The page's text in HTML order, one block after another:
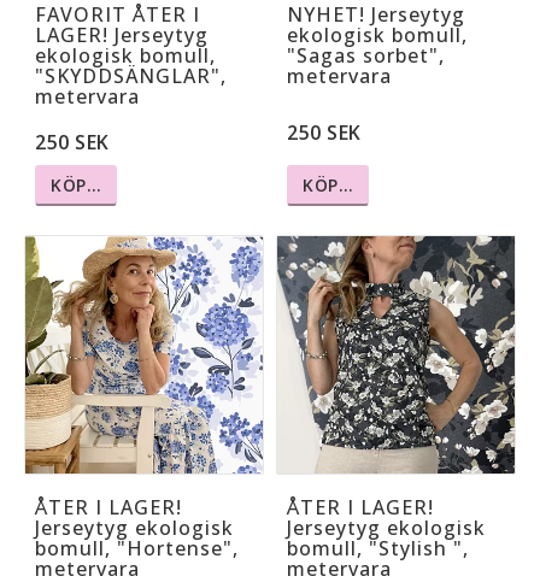
FAVORIT ÅTER I
LAGER! Jerseytyg
ekologisk bomull,
"SKYDDSÄNGLAR",
metervara
250 SEK
KÖP…
NYHET! Jerseytyg
ekologisk bomull,
"Sagas sorbet",
metervara
250 SEK
KÖP…
ÅTER I LAGER!
Jerseytyg ekologisk
bomull, "Hortense",
metervara
ÅTER I LAGER!
Jerseytyg ekologisk
bomull, "Stylish ",
metervara